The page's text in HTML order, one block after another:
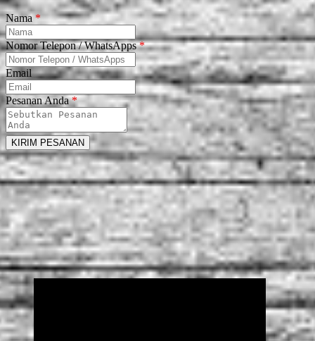
Nama*
Nomor Telepon / WhatsApps*
Email
Pesanan Anda*